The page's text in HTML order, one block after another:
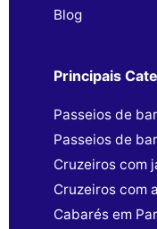
Blog
Principais
Passeios de
Passeios de
Cruzeiros com
Cruzeiros com
Cabarés em